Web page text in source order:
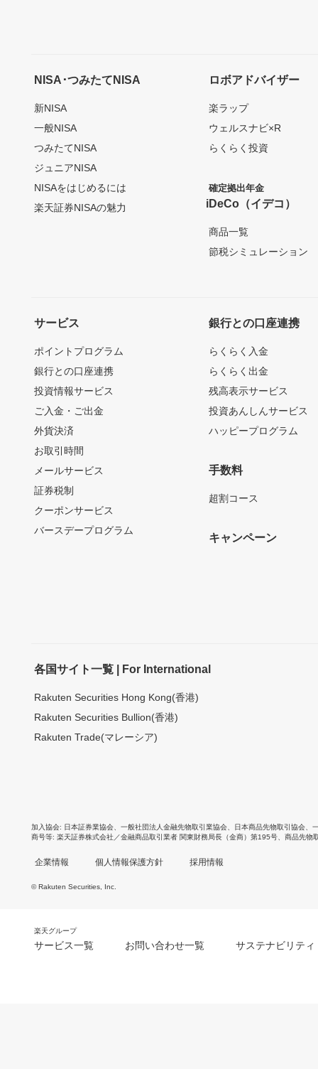
NISA･つみたてNISA
新NISA
一般NISA
つみたてNISA
ジュニアNISA
NISAをはじめるには
楽天証券NISAの魅力
ロボアドバイザー
楽ラップ
ウェルスナビ×R
らくらく投資
確定拠出年金
iDeCo（イデコ）
商品一覧
節税シミュレーション
サービス
ポイントプログラム
銀行との口座連携
投資情報サービス
ご入金・ご出金
外貨決済
お取引時間
メールサービス
証券税制
クーポンサービス
バースデープログラム
銀行との口座連携
らくらく入金
らくらく出金
残高表示サービス
投資あんしんサービス
ハッピープログラム
手数料
超割コース
キャンペーン
各国サイト一覧 | For International
Rakuten Securities Hong Kong(香港)
Rakuten Securities Bullion(香港)
Rakuten Trade(マレーシア)
加入協会 日本証券業協会 一般社団法人金融先物取引業協会 日本商品先物取引協会
商号等 楽天証券株式会社／金融商品取引業者 関東財務局長（金商）第195号、商品先物
企業情報 個人情報保護方針 採用情報
© Rakuten Securities, Inc.
楽天グループ
サービス一覧 お問い合わせ一覧 サステナビリティ